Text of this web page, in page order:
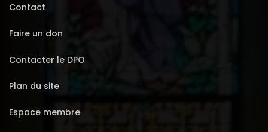
Contact
Faire un don
Contacter le DPO
Plan du site
Espace membre